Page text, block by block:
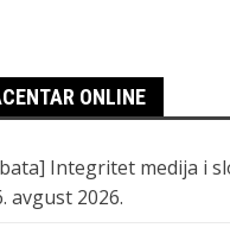
ONLINE
Integritet medija i
avgust 2026.